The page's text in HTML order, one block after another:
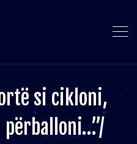
si cikloni,